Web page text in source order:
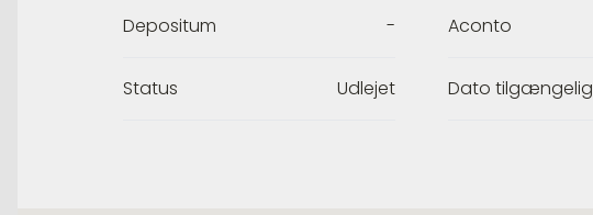
Depositum - Aconto
Status Udlejet Dato tilgængelig